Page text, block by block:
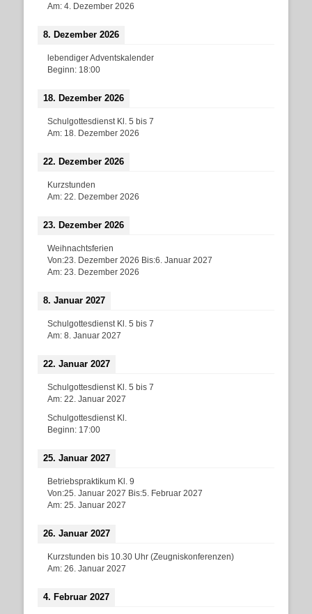
Am: 4. Dezember 2026
8. Dezember 2026
lebendiger Adventskalender
Beginn: 18:00
18. Dezember 2026
Schulgottesdienst Kl. 5 bis 7
Am: 18. Dezember 2026
22. Dezember 2026
Kurzstunden
Am: 22. Dezember 2026
23. Dezember 2026
Weihnachtsferien
Von:23. Dezember 2026 Bis:6. Januar 2027
Am: 23. Dezember 2026
8. Januar 2027
Schulgottesdienst Kl. 5 bis 7
Am: 8. Januar 2027
22. Januar 2027
Schulgottesdienst Kl. 5 bis 7
Am: 22. Januar 2027
Schulgottesdienst Kl.
Beginn: 17:00
25. Januar 2027
Betriebspraktikum Kl. 9
Von:25. Januar 2027 Bis:5. Februar 2027
Am: 25. Januar 2027
26. Januar 2027
Kurzstunden bis 10.30 Uhr (Zeugniskonferenzen)
Am: 26. Januar 2027
4. Februar 2027